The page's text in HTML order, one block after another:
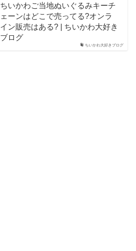
ちいかわ大好きブログ
ちいかわご当地ぬいぐるみキーチ
ェーンはどこで売ってる?オンラ
イン販売はある? | ちいかわ大好き
ブログ